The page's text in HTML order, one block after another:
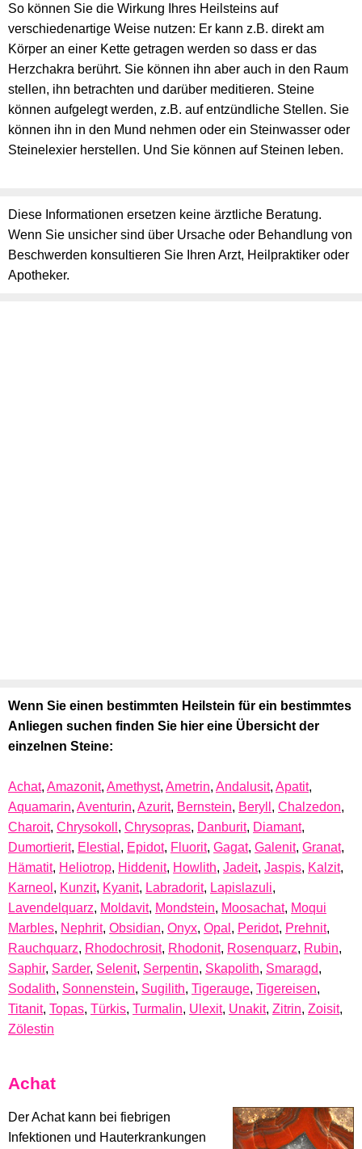
So können Sie die Wirkung Ihres Heilsteins auf
verschiedenartige Weise nutzen: Er kann z.B. direkt am
Körper an einer Kette getragen werden so dass er das
Herzchakra berührt. Sie können ihn aber auch in den Raum
stellen, ihn betrachten und darüber meditieren. Steine
können aufgelegt werden, z.B. auf entzündliche Stellen. Sie
können ihn in den Mund nehmen oder ein Steinwasser oder
Steinelexier herstellen. Und Sie können auf Steinen leben.
Diese Informationen ersetzen keine ärztliche Beratung.
Wenn Sie unsicher sind über Ursache oder Behandlung von
Beschwerden konsultieren Sie Ihren Arzt, Heilpraktiker oder
Apotheker.
Wenn Sie einen bestimmten Heilstein für ein bestimmtes
Anliegen suchen finden Sie hier eine Übersicht der
einzelnen Steine:
Achat, Amazonit, Amethyst, Ametrin, Andalusit, Apatit,
Aquamarin, Aventurin, Azurit, Bernstein, Beryll , Chalzedon,
Charoit, Chrysokoll , Chrysopras, Danburit, Diamant,
Dumortierit, Elestial , Epidot, Fluorit, Gagat, Galenit, Granat,
Hämatit, Heliotrop, Hiddenit, Howlith, Jadeit, Jaspis, Kalzit,
Karneol , Kunzit, Kyanit, Labradorit, Lapislazuli,
Lavendelquarz, Moldavit, Mondstein, Moosachat, Moqui
Marbles, Nephrit, Obsidian, Onyx, Opal , Peridot, Prehnit,
Rauchquarz, Rhodochrosit, Rhodonit, Rosenquarz, Rubin,
Saphir, Sarder, Selenit, Serpentin, Skapolith, Smaragd,
Sodalith, Sonnenstein, Sugilith, Tigerauge, Tigereisen,
Titanit, Topas, Türkis, Turmalin, Ulexit, Unakit, Zitrin, Zoisit,
Zölestin
Achat
Der Achat kann bei fiebrigen
Infektionen und Hauterkrankungen